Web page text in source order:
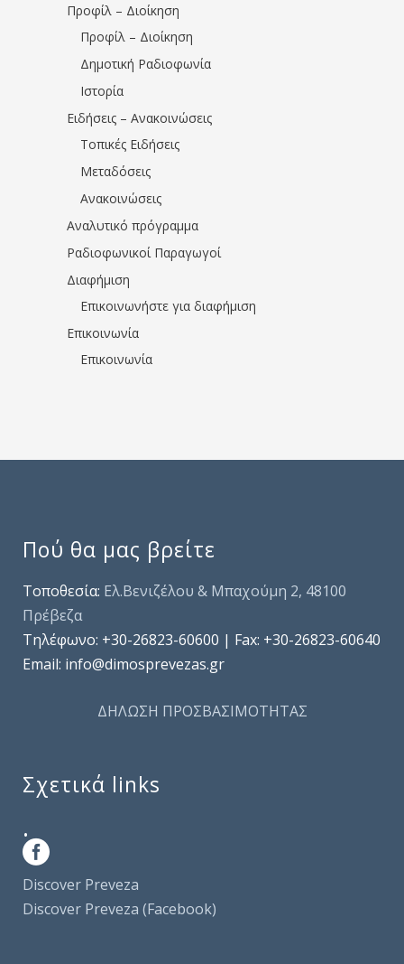
Προφίλ – Διοίκηση
Προφίλ – Διοίκηση
Δημοτική Ραδιοφωνία
Ιστορία
Ειδήσεις – Ανακοινώσεις
Τοπικές Ειδήσεις
Μεταδόσεις
Ανακοινώσεις
Αναλυτικό πρόγραμμα
Ραδιοφωνικοί Παραγωγοί
Διαφήμιση
Επικοινωνήστε για διαφήμιση
Επικοινωνία
Επικοινωνία
Πού θα μας βρείτε
Τοποθεσία: Ελ.Βενιζέλου & Μπαχούμη 2, 48100
Πρέβεζα
Τηλέφωνo: +30-26823-60600 | Fax: +30-26823-60640
Email: info@dimosprevezas.gr
ΔΗΛΩΣΗ ΠΡΟΣΒΑΣΙΜΟΤΗΤΑΣ
Σχετικά links
.
Discover Preveza
Discover Preveza (Facebook)